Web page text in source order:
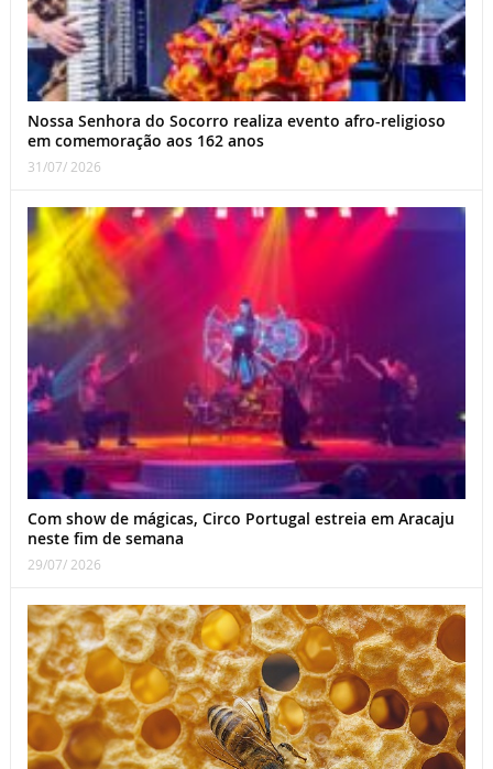
Nossa Senhora do Socorro realiza evento afro-religioso
em comemoração aos 162 anos
31/07/ 2026
Com show de mágicas, Circo Portugal estreia em Aracaju
neste fim de semana
29/07/ 2026